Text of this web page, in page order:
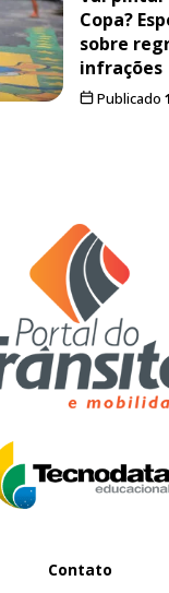
Copa?
sobre
infrações
Publicado
Contato